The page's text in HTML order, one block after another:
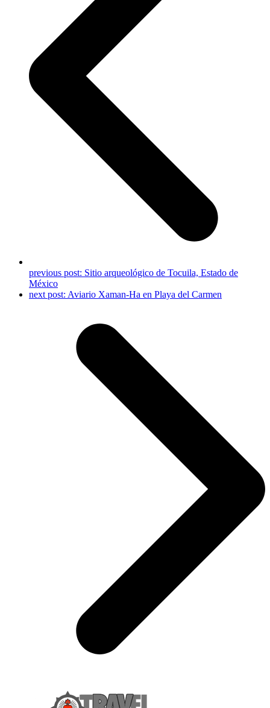
previous post: Sitio arqueológico de Tocuila, Estado de
México
next post: Aviario Xaman-Ha en Playa del Carmen